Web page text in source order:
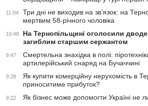
11:04
Три дні не виходив на зв’язок: на
мертвим 58-річного чоловіка
10:48
На Тернопільщині оголосили
загиблим старшим сержантом
9:47
Смертельна знахідка в полі:
артилерійський снаряд на Бучаччині
9:28
Як купити комерційну нерухомість в
приноситиме прибуток?
9:22 Як бізнес може допомогти Україні не